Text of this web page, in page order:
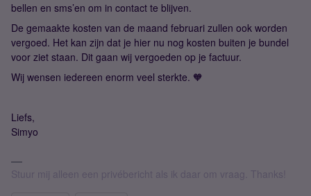
bellen en sms’en om in contact te blijven.
De gemaakte kosten van de maand februari zullen ook worden
vergoed. Het kan zijn dat je hier nu nog kosten buiten je bundel
voor ziet staan. Dit gaan wij vergoeden op je factuur.
Wij wensen iedereen enorm veel sterkte. 🧡
Liefs,
Simyo
Stuur mij alleen een privébericht als ik daar om vraag. Thanks!